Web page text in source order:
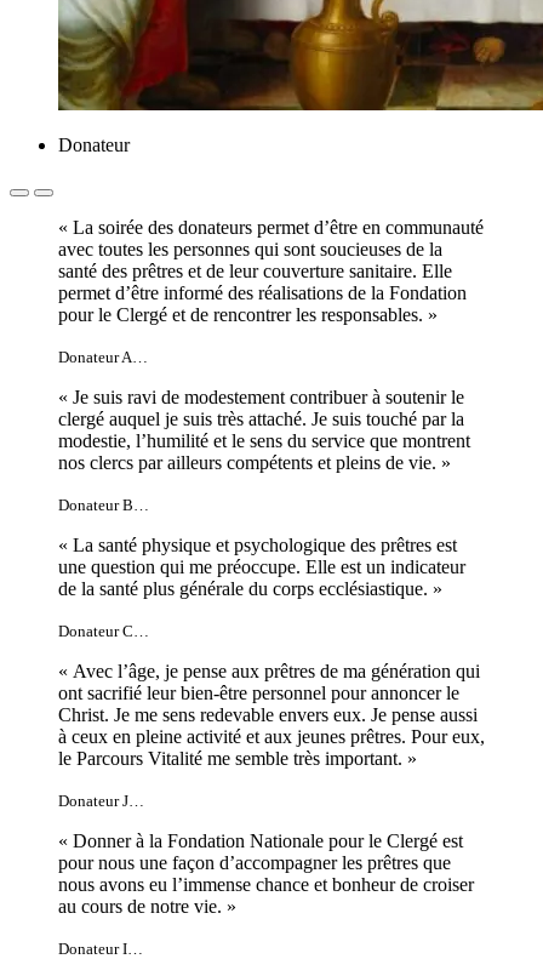
Donateur
« La soirée des donateurs permet d’être en communauté
avec toutes les personnes qui sont soucieuses de la
santé des prêtres et de leur couverture sanitaire. Elle
permet d’être informé des réalisations de la Fondation
pour le Clergé et de rencontrer les responsables. »
Donateur A…
« Je suis ravi de modestement contribuer à soutenir le
clergé auquel je suis très attaché. Je suis touché par la
modestie, l’humilité et le sens du service que montrent
nos clercs par ailleurs compétents et pleins de vie. »
Donateur B…
« La santé physique et psychologique des prêtres est
une question qui me préoccupe. Elle est un indicateur
de la santé plus générale du corps ecclésiastique. »
Donateur C…
« Avec l’âge, je pense aux prêtres de ma génération qui
ont sacrifié leur bien-être personnel pour annoncer le
Christ. Je me sens redevable envers eux. Je pense aussi
à ceux en pleine activité et aux jeunes prêtres. Pour eux,
le Parcours Vitalité me semble très important. »
Donateur J…
« Donner à la Fondation Nationale pour le Clergé est
pour nous une façon d’accompagner les prêtres que
nous avons eu l’immense chance et bonheur de croiser
au cours de notre vie. »
Donateur I…